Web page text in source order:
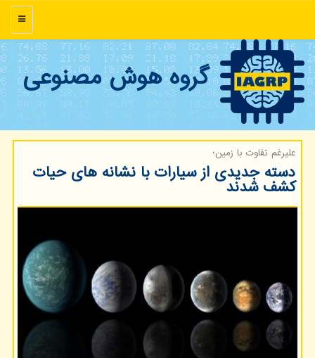
منو
گروه هوش مصنوعی
علیرغم تفاوت با زمین؛
دسته جدیدی از سیارات با نشانه های حیات
کشف شدند